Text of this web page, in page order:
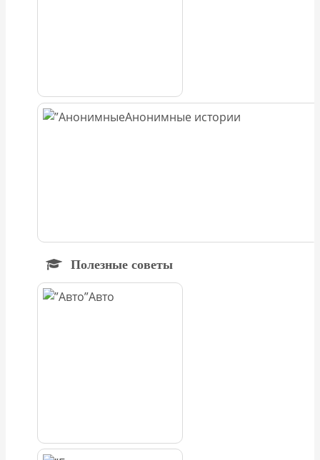
Анонимные истории
Полезные советы
Авто